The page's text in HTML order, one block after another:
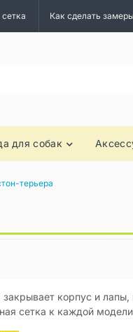
Как сделать
для собак
терьера
корпус и лапы,
сетка к каждой